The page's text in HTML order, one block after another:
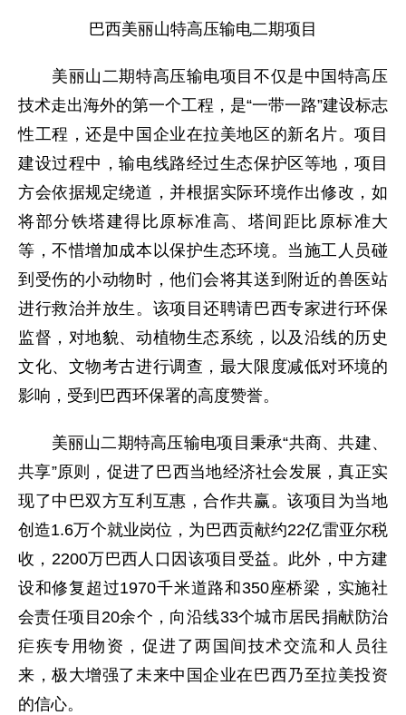
巴西美丽山特高压输电二期项目
美丽山二期特高压输电项目不仅是中国特高压
技术走出海外的第一个工程，是“一带一路”建设标志
性工程，还是中国企业在拉美地区的新名片。项目
建设过程中，输电线路经过生态保护区等地，项目
方会依据规定绕道，并根据实际环境作出修改，如
将部分铁塔建得比原标准高、塔间距比原标准大
等，不惜增加成本以保护生态环境。当施工人员碰
到受伤的小动物时，他们会将其送到附近的兽医站
进行救治并放生。该项目还聘请巴西专家进行环保
监督，对地貌、动植物生态系统，以及沿线的历史
文化、文物考古进行调查，最大限度减低对环境的
影响，受到巴西环保署的高度赞誉。
美丽山二期特高压输电项目秉承“共商、共建、
共享”原则，促进了巴西当地经济社会发展，真正实
现了中巴双方互利互惠，合作共赢。该项目为当地
创造1.6万个就业岗位，为巴西贡献约22亿雷亚尔税
收，2200万巴西人口因该项目受益。此外，中方建
设和修复超过1970千米道路和350座桥梁，实施社
会责任项目20余个，向沿线33个城市居民捐献防治
疟疾专用物资，促进了两国间技术交流和人员往
来，极大增强了未来中国企业在巴西乃至拉美投资
的信心。